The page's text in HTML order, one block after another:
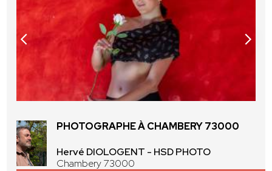
PHOTOGRAPHE À CHAMBERY 73000
Hervé DIOLOGENT - HSD PHOTO
Chambery 73000